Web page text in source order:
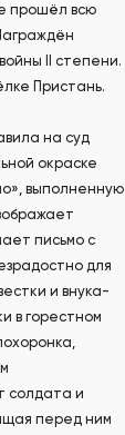
прошёл всю
II степени.
Пристань.
на суд
окраске
выполненную
письмо с
для
и внука-
в горестном
солдата и
перед ним